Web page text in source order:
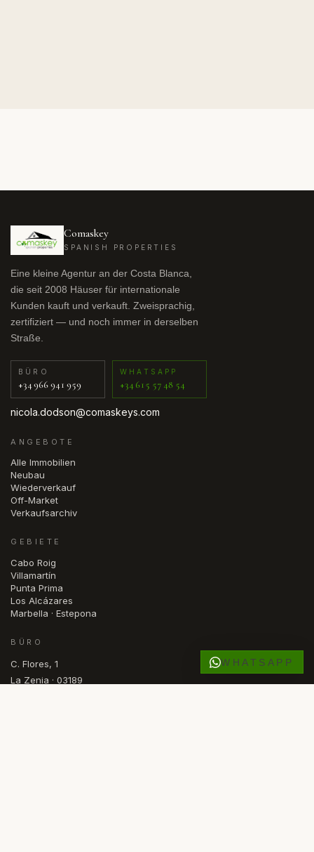
Comaskey
SPANISH PROPERTIES
Eine kleine Agentur an der Costa Blanca,
die seit 2008 Häuser für internationale
Kunden kauft und verkauft. Zweisprachig,
zertifiziert — und noch immer in derselben
Straße.
BÜRO
+34 966 941 959
WHATSAPP
+34 615 57 48 54
nicola.dodson@comaskeys.com
ANGEBOTE
Alle Immobilien
Neubau
Wiederverkauf
Off-Market
Verkaufsarchiv
GEBIETE
Cabo Roig
Villamartín
Punta Prima
Los Alcázares
Marbella · Estepona
BÜRO
C. Flores, 1
La Zenia · 03189
WHATSAPP